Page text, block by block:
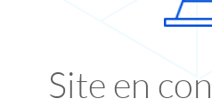
Site en